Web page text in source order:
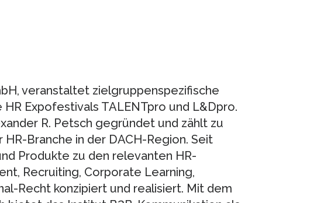
veranstaltet zielgruppenspezifische
Expofestivals TALENTpro und L&Dpro.
R. Petsch gegründet und zählt zu
Branche in der DACH-Region. Seit
Produkte zu den relevanten HR-
Recruiting, Corporate Learning,
Recht konzipiert und realisiert. Mit dem